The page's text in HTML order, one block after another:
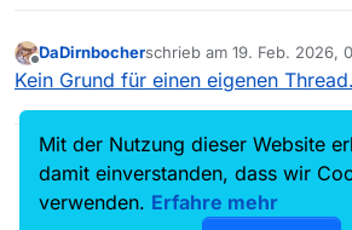
Offline
DaDirnbocherschrieb am 19. Feb. 2026,
zuletzt editiert von
Kein Grund für einen eigenen Thread.
iks-jott sperrte dieses Thema am 19. Feb.
Mit der Nutzung dieser Website
damit einverstanden, dass wir
verwenden. Erfahre mehr